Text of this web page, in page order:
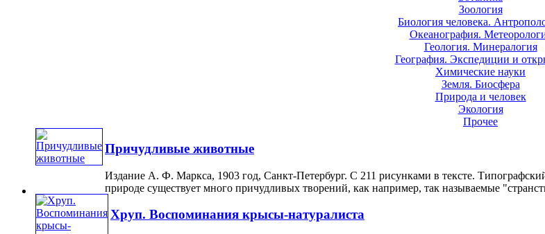
Зоология
Биология человека.
Океанография.
Геология. Минералогия
География. Экспедиции и
Химические науки
Земля. Биосфера
Природа и человек
Экология
Прочее
Причудливые животные
Издание А. Ф. Маркса, 1903 год, Санкт-Петербург. С 211 рисунками в тексте.
природе существует много причудливых творений, как например, так называемые
Хруп. Воспоминания крысы-натуралиста